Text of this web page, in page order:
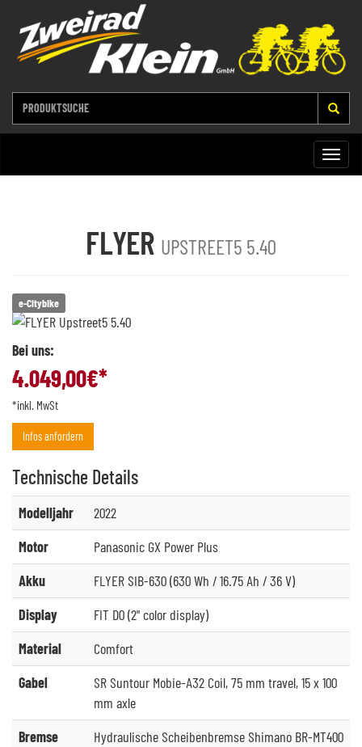
Toggle
FLYER UPSTREET5 5.40
e-Citybike
Bei uns:
4.049,00€*
*inkl. MwSt
Infos anfordern
Technische Details
Modelljahr
2022
Motor
Panasonic GX Power Plus
Akku
FLYER SIB-630 (630 Wh / 16.75 Ah / 36 V)
Display
FIT D0 (2" color display)
Material
Comfort
Gabel
SR Suntour Mobie-A32 Coil, 75 mm travel, 15 x 100
mm axle
Bremse
Hydraulische Scheibenbremse Shimano BR-MT400